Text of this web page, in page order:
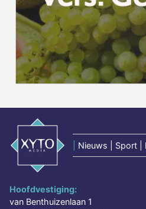
Nieuws | Sport |
Hoofdvestiging:
van Benthuizenlaan 1